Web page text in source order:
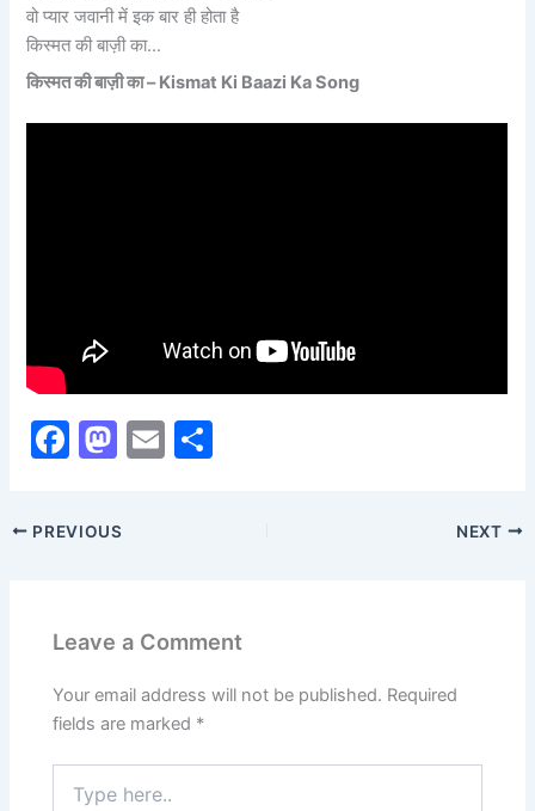
वो प्यार जवानी में इक बार ही होता है
किस्मत की बाज़ी का…
किस्मत की बाज़ी का –Kismat Ki Baazi Ka Song
F
c
e
o
k
M
st
o
o
E
PREVIOUS NEXT
Leave a Comment
Your email address will not be published. Required
fields are marked *
here..